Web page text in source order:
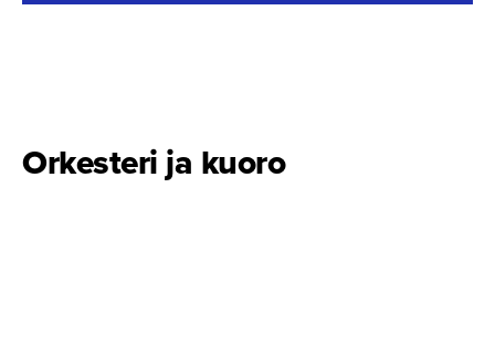
Orkesteri ja kuoro